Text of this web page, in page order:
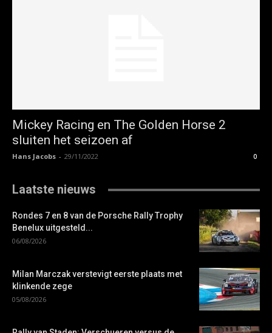
Mickey Racing en The Golden Horse 2
sluiten het seizoen af
Hans Jacobs - 29/11/2022 0
Laatste nieuws
Rondes 7 en 8 van de Porsche Rally Trophy
Benelux uitgesteld...
06/08/2026
Milan Marczak verstevigt eerste plaats met
klinkende zege
05/08/2026